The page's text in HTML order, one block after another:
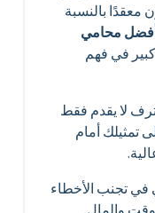
معقدًا بالنسبة
محامي
في فهم
لا يقدم فقط
تمثيلك أمام
تجنب الأخطاء